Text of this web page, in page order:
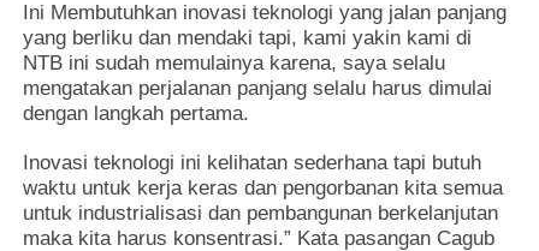
Ini Membutuhkan inovasi teknologi yang jalan panjang
yang berliku dan mendaki tapi, kami yakin kami di
NTB ini sudah memulainya karena, saya selalu
mengatakan perjalanan panjang selalu harus dimulai
dengan langkah pertama.
Inovasi teknologi ini kelihatan sederhana tapi butuh
waktu untuk kerja keras dan pengorbanan kita semua
untuk industrialisasi dan pembangunan berkelanjutan
maka kita harus konsentrasi.” Kata pasangan Cagub